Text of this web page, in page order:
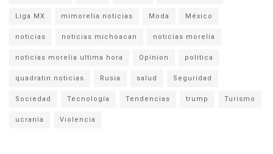
Liga MX mimorelia noticias Moda México
noticias noticias michoacan noticias morelia
noticias morelia ultima hora Opinion politica
quadratin noticias Rusia salud Seguridad
Sociedad Tecnología Tendencias trump Turismo
ucrania Violencia